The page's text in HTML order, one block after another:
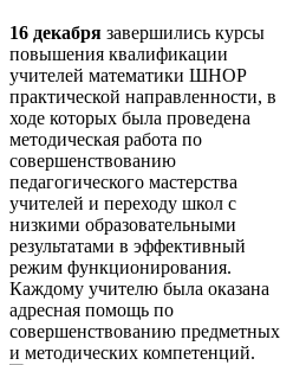
16 декабря завершились курсы
повышения квалификации
учителей математики ШНОР
практической направленности, в
ходе которых была проведена
методическая работа по
совершенствованию
педагогического мастерства
учителей и переходу школ с
низкими образовательными
результатами в эффективный
режим функционирования.
Каждому учителю была оказана
адресная помощь по
совершенствованию предметных
и методических компетенций.